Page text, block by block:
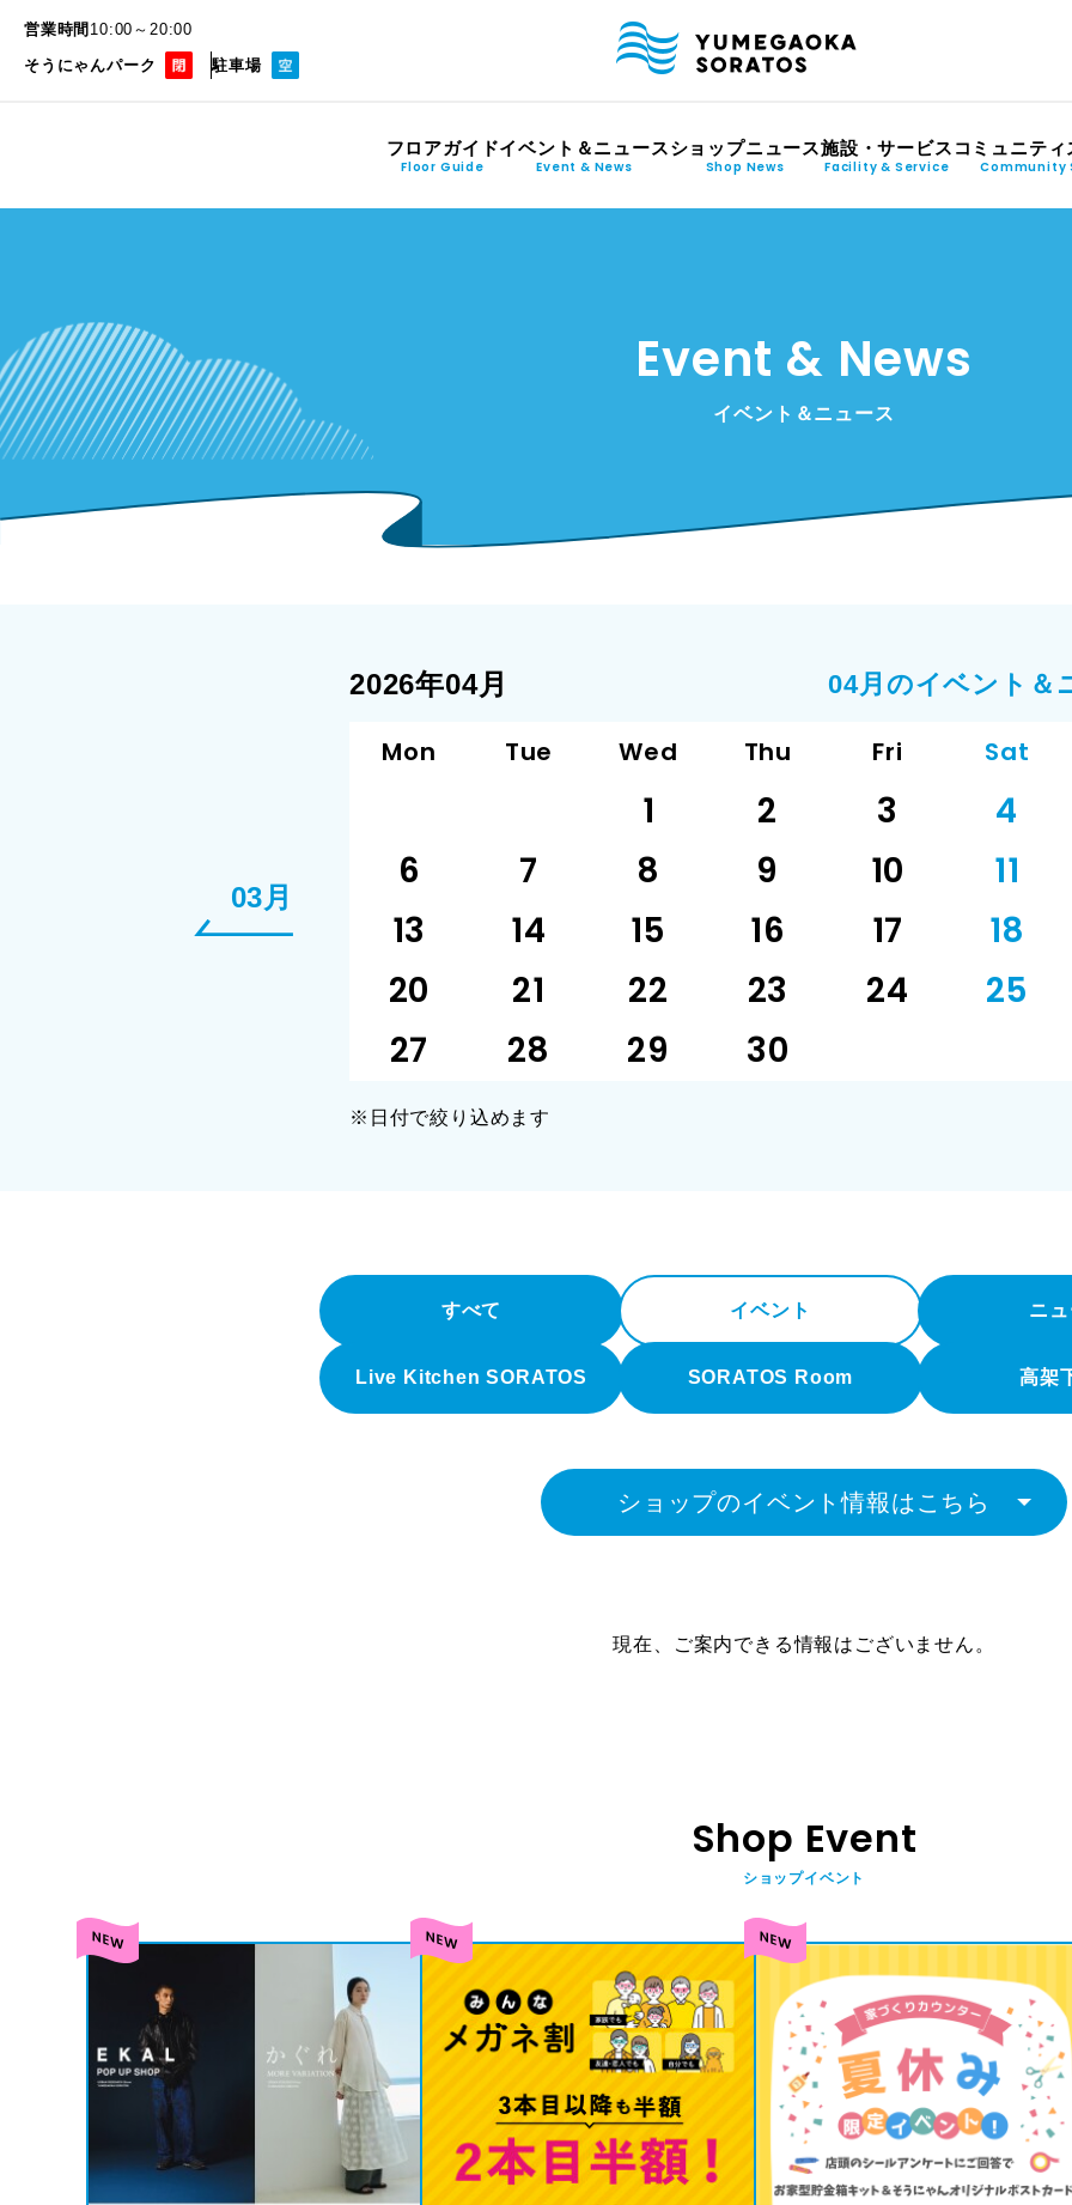
営業時間 10:00～20:00
そうにゃんパーク
駐車場
フロアガイド
Floor Guide
イベント＆ニュース
Event & News
ショップニュース
Shop News
施設・サービス
Facility & Service
コミュニティ
Community
Event & News
イベント＆ニュース
03月
2026年04月 04月のイベント＆
Mon Tue Wed Thu Fri Sat
1 2 3 4
6
7 8 9 10 11
13
14 15 16 17 18
20
21 22 23 24 25
27
28 29 30
※日付で絞り込めます
すべて イベント ニ
Live Kitchen SORATOS SORATOS Room 高架
ショップのイベント情報はこちら
現在、ご案内できる情報はございません。
Shop Event
ショップイベント